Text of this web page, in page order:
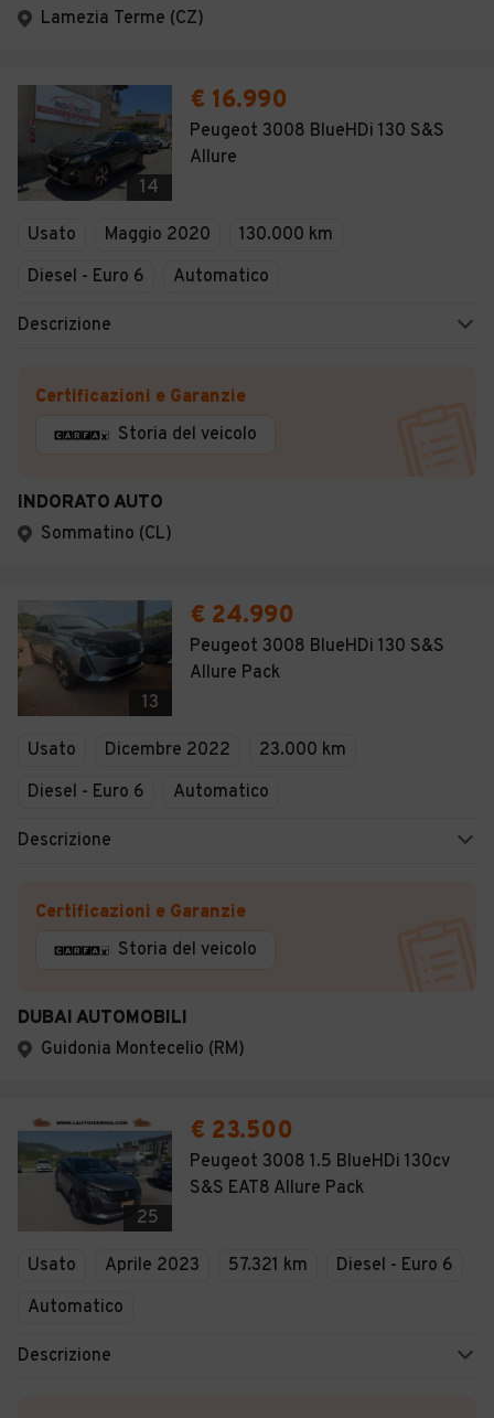
Lamezia Terme (CZ)
14
€ 16.990
Peugeot 3008 BlueHDi 130 S&S
Allure
Usato Maggio 2020
130.000 km
Diesel - Euro 6
Automatico
Descrizione
Certificazioni e Garanzie
Storia del veicolo
INDORATO AUTO
Sommatino (CL)
13
€ 24.990
Peugeot 3008 BlueHDi 130 S&S
Allure Pack
Usato Dicembre 2022
23.000 km
Diesel - Euro 6
Automatico
Descrizione
Certificazioni e Garanzie
Storia del veicolo
DUBAI AUTOMOBILI
Guidonia Montecelio (RM)
25
€ 23.500
Peugeot 3008 1.5 BlueHDi 130cv
S&S EAT8 Allure Pack
Usato Aprile 2023 57.321 km
Diesel - Euro 6
Automatico
Descrizione